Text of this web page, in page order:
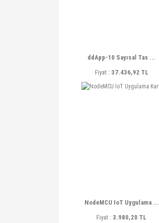
ddApp-10 Sayısal Tas ...
Fiyat : 37.436,92 TL
NodeMCU IoT Uygulama ...
Fiyat : 3.980,20 TL